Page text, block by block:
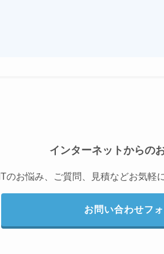
インターネットからの
ITのお悩み、ご質問、見積などお気軽
お問い合わせフ